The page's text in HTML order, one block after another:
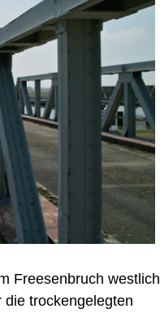
Freesenbruch westlich
trockengelegten